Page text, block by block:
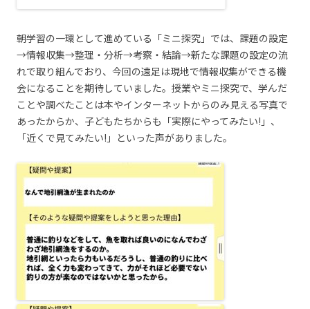
朝学習の一環として進めている「ミニ探究」では、課題の設定
→情報収集→整理・分析→考察・結論→新たな課題の設定の流
れで取り組んでおり、今回の遠足は現地で情報収集ができる機
会になることを期待していました。授業やミニ探究で、学んだ
ことや調べたことは本やインターネットからのみ見える写真で
あったからか、子どもたちからも「実際にやってみたい!」、
「近くで見てみたい!」といった声がありました。